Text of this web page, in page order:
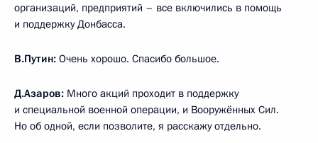
организаций, предприятий – все включились в помощь
и поддержку Донбасса.
В.Путин: Очень хорошо. Спасибо большое.
Д.Азаров: Много акций проходит в поддержку
и специальной военной операции, и Вооружённых Сил.
Но об одной, если позволите, я расскажу отдельно.